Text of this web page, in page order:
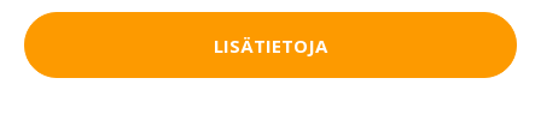
LISÄTIETOJA